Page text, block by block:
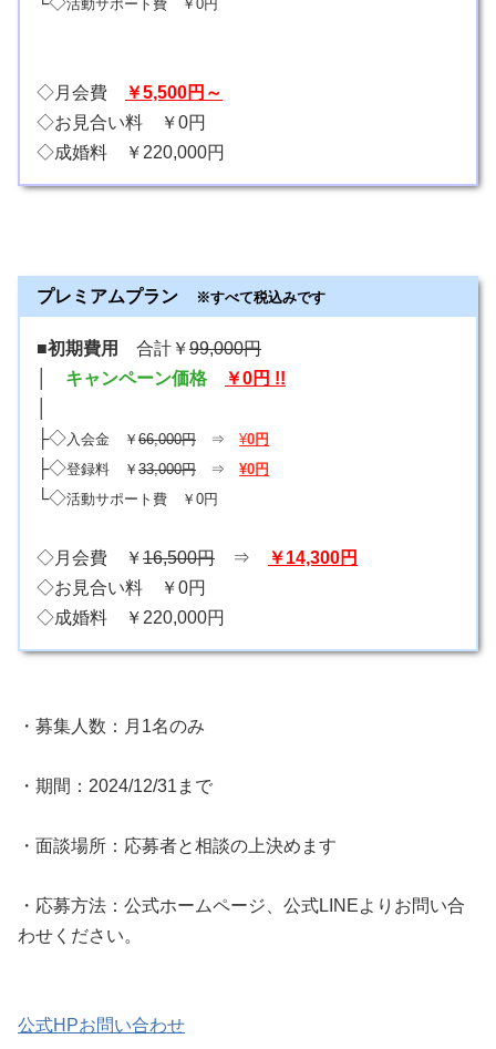
活動サポート費 ￥0円
◇月会費
￥5,500円～
◇お見合い料 ￥0円
◇成婚料 ￥220,000円
プレミアムプラン ※すべて税込みです
■初期費用 合計￥99,000円
キャンペーン価格
￥0円 !!
├◇入会金 ￥ 66,000円 ⇒ ¥0円
├◇登録料 ￥ 33,000円 ⇒ ¥0円
└◇活動サポート費 ￥0円
◇月会費 ￥16,500円 ⇒
￥14,300円
◇お見合い料 ￥0円
◇成婚料 ￥220,000円
・募集人数：月1名のみ
・期間：2024/12/31まで
・面談場所：応募者と相談の上決めます
・応募方法：公式ホームページ、公式LINEよりお問い合
わせください。
公式HPお問い合わせ